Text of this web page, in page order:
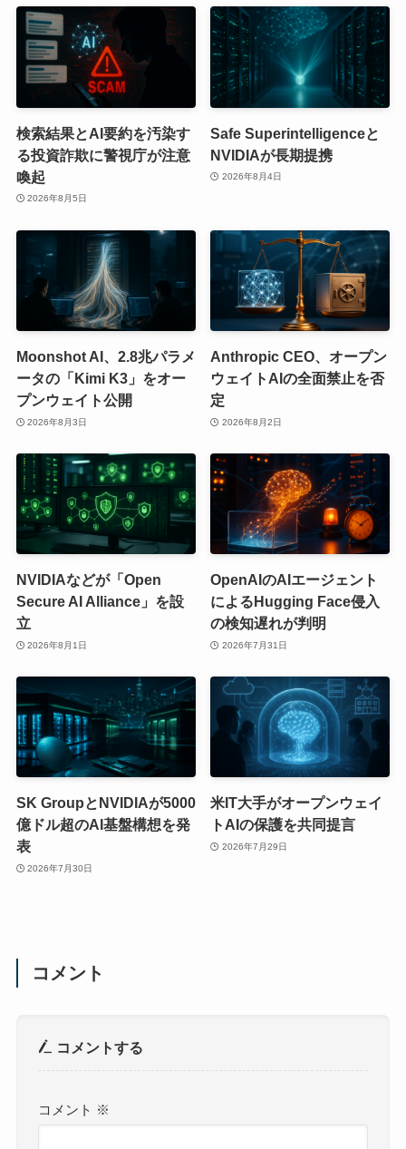
検索結果とAI要約を汚染す
る投資詐欺に警視庁が注意
喚起
2026年8月5日
Safe Superintelligenceと
NVIDIAが長期提携
2026年8月4日
Moonshot AI、2.8兆パラメ
ータの「Kimi K3」をオー
プンウェイト公開
2026年8月3日
Anthropic CEO、オープン
ウェイトAIの全面禁止を否
定
2026年8月2日
NVIDIAなどが「Open
Secure AI Alliance」を設
立
2026年8月1日
OpenAIのAIエージェント
によるHugging Face侵入
の検知遅れが判明
2026年7月31日
SK GroupとNVIDIAが5000
億ドル超のAI基盤構想を発
表
2026年7月30日
米IT大手がオープンウェイ
トAIの保護を共同提言
2026年7月29日
コメント
コメントする
コメント ※